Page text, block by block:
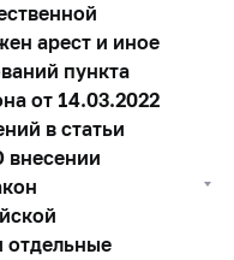
арест и иное
пункта
от 14.03.2022
в статьи
внесении
отдельные